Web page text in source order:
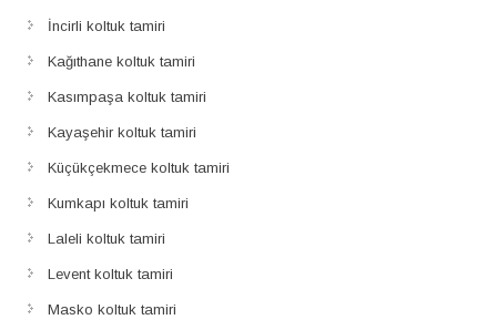
İncirli koltuk tamiri
Kağıthane koltuk tamiri
Kasımpaşa koltuk tamiri
Kayaşehir koltuk tamiri
Küçükçekmece koltuk tamiri
Kumkapı koltuk tamiri
Laleli koltuk tamiri
Levent koltuk tamiri
Masko koltuk tamiri